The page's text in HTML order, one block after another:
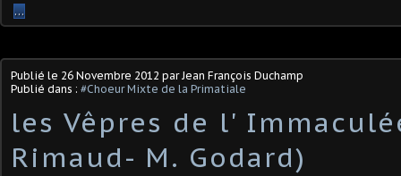
…
Publié le 26 Novembre 2012 par Jean François Duchamp
Publié dans : #Choeur Mixte de la Primatiale
les Vêpres de l'
Rimaud- M. Godard)